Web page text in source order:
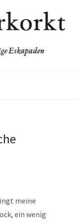
meine
ein wenig